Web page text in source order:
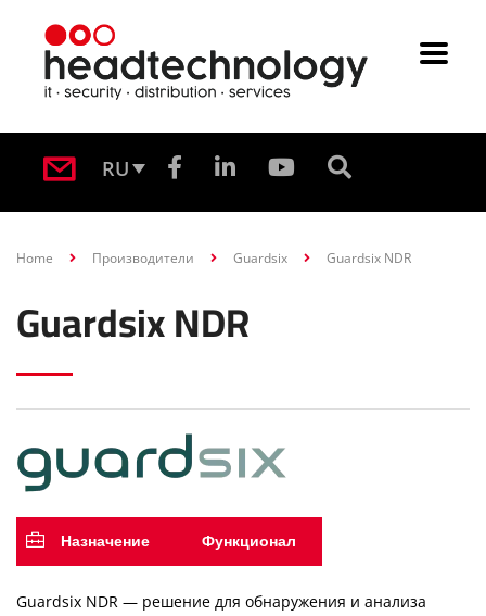
RU
Home Производители Guardsix Guardsix NDR
Guardsix NDR
Назначение Функционал
Guardsix NDR — решение для обнаружения и анализа